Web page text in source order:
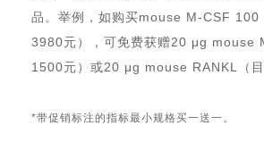
品。举例，如购买mouse M-CSF
3980元），可免费获赠20 μg mouse
1500元）或20 μg mouse RANKL（
*带促销标注的指标最小规格买一送一。